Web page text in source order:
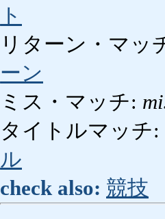
ト
リターン・マッ
ーン
ミス・マッチ:
タイトルマッチ:
ル
check also: 競技